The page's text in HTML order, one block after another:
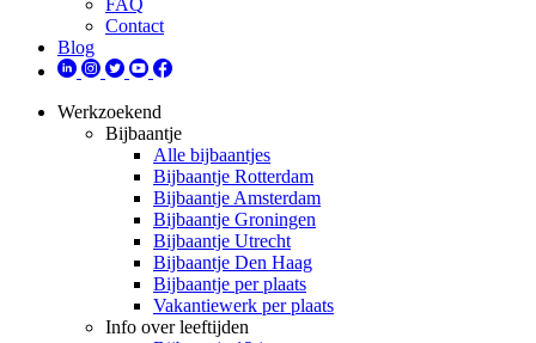
FAQ
Contact
Blog
Werkzoekend
Bijbaantje
Alle bijbaantjes
Bijbaantje Rotterdam
Bijbaantje Amsterdam
Bijbaantje Groningen
Bijbaantje Utrecht
Bijbaantje Den Haag
Bijbaantje per plaats
Vakantiewerk per plaats
Info over leeftijden